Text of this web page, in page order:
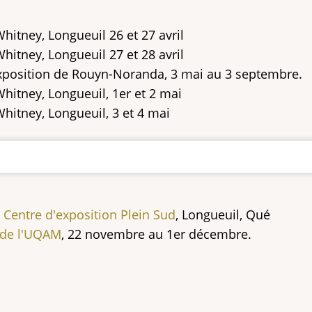
Longueuil 26 et 27 avril
Longueuil 27 et 28 avril
de Rouyn-Noranda, 3 mai au 3 septembre.
Longueuil, 1er et 2 mai
Longueuil, 3 et 4 mai
Centre d'exposition Plein Sud, Longueuil, Qué
l'UQAM, 22 novembre au 1er décembre.